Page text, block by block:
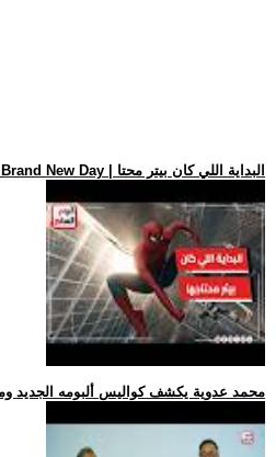
.. فيلم Spider-Man: Brand New Day | البداية اللي كان بيتر محتا
.. محمد عدوية يكشف كواليس ألبومه الجديد